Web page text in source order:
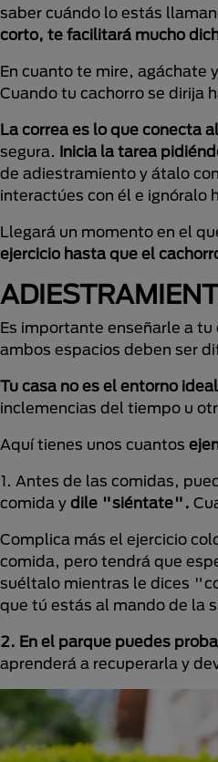
saber cuándo lo estás
corto, te facilitará mucho
En cuanto te mire, agáchate
Cuando tu cachorro se dirija
La correa es lo que conecta
segura. Inicia la tarea
de adiestramiento y átalo
interactúes con él e ignóralo
Llegará un momento en el
ejercicio hasta que el
Es importante enseñarle a
ambos espacios deben ser
Tu casa no es el entorno
inclemencias del tiempo u
Aquí tienes unos cuantos
1. Antes de las comidas,
comida y dile "siéntate".
Complica más el ejercicio
comida, pero tendrá que
suéltalo mientras le dices
que tú estás al mando de la
2. En el parque puedes
aprenderá a recuperarla y